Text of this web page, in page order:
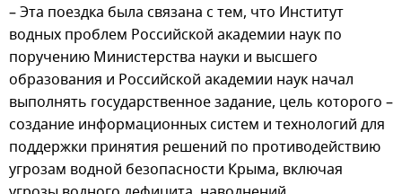
– Эта поездка была связана с тем, что Институт
водных проблем Российской академии наук по
поручению Министерства науки и высшего
образования и Российской академии наук начал
выполнять государственное задание, цель которого –
создание информационных систем и технологий для
поддержки принятия решений по противодействию
угрозам водной безопасности Крыма, включая